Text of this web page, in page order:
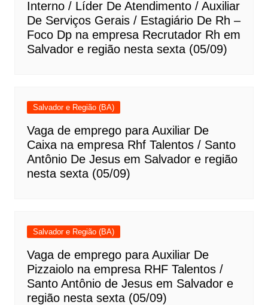
Interno / Líder De Atendimento / Auxiliar
De Serviços Gerais / Estagiário De Rh –
Foco Dp na empresa Recrutador Rh em
Salvador e região nesta sexta (05/09)
Salvador e Região (BA)
Vaga de emprego para Auxiliar De
Caixa na empresa Rhf Talentos / Santo
Antônio De Jesus em Salvador e região
nesta sexta (05/09)
Salvador e Região (BA)
Vaga de emprego para Auxiliar De
Pizzaiolo na empresa RHF Talentos /
Santo Antônio de Jesus em Salvador e
região nesta sexta (05/09)